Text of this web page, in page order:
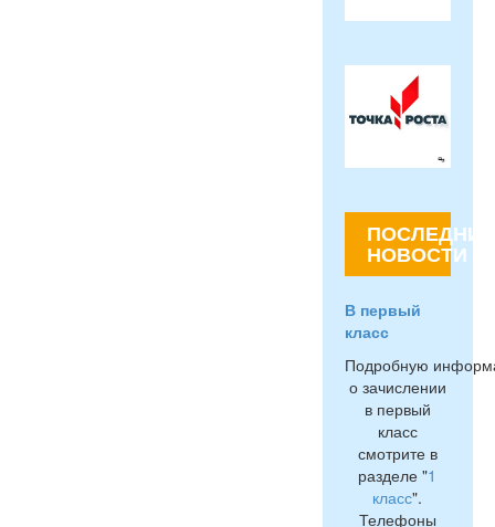
ПОСЛЕДНИЕ
НОВОСТИ
В первый
класс
Подробную
о зачислении
в первый
класс
смотрите в
разделе "1
класс".
Телефоны